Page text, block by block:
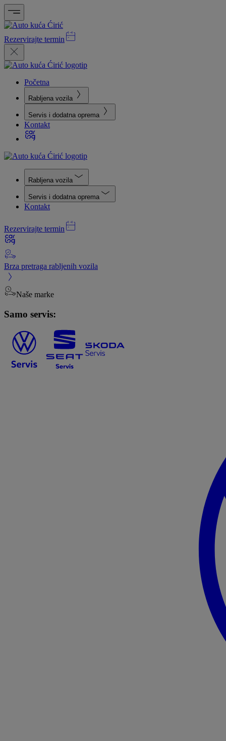
Rezervirajte termin
Početna
Rabljena vozila
Servis i dodatna oprema
Kontakt
Rabljena vozila
Servis i dodatna oprema
Kontakt
Rezervirajte termin
Brza pretraga rabljenih vozila
Naše marke
Samo servis: